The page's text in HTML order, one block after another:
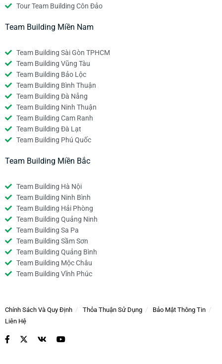
Tour Team Building Côn Đảo
Team Building Miền Nam
Team Building Sài Gòn TPHCM
Team Building Vũng Tàu
Team Building Bảo Lộc
Team Building Bình Thuận
Team Building Đà Nẵng
Team Building Ninh Thuận
Team Building Cam Ranh
Team Building Đà Lạt
Team Building Phú Quốc
Team Building Miền Bắc
Team Building Hà Nội
Team Building Ninh Bình
Team Building Hải Phòng
Team Building Quảng Ninh
Team Building Sa Pa
Team Building Sầm Sơn
Team Building Quảng Bình
Team Building Mộc Châu
Team Building Vĩnh Phúc
Chính Sách Và Quy Định Thỏa Thuận Sử Dụng
Bảo Mật Thông Tin
Liên Hệ